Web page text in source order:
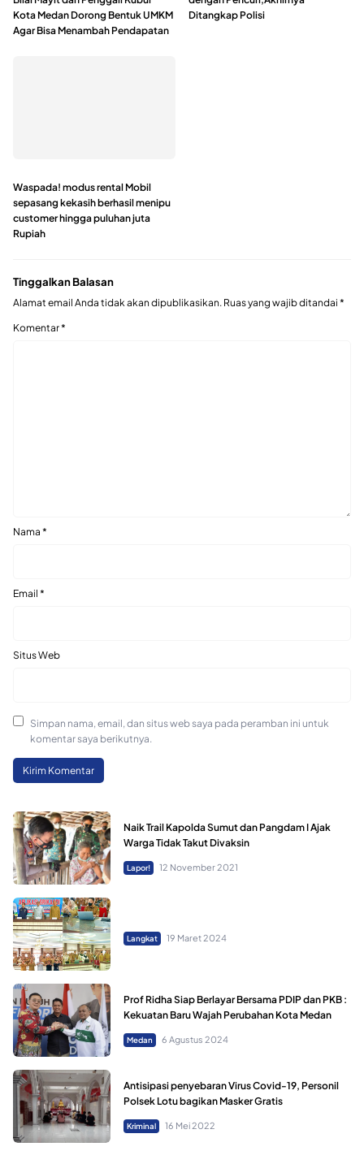
Kota Medan Dorong Bentuk UMKM
Agar Bisa Menambah Pendapatan
Ditangkap Polisi
Waspada! modus rental Mobil
sepasang kekasih berhasil menipu
customer hingga puluhan juta
Rupiah
Tinggalkan Balasan
Alamat email Anda tidak akan dipublikasikan. Ruas yang wajib ditandai *
Komentar*
Nama *
Email *
Situs Web
Simpan nama, email, dan situs web saya pada peramban ini untuk
komentar saya berikutnya.
Naik Trail Kapolda Sumut dan Pangdam I Ajak
Warga Tidak Takut Divaksin
Lapor! 12 November 2021
Langkat 19 Maret 2024
Prof Ridha Siap Berlayar Bersama PDIP dan PKB :
Kekuatan Baru Wajah Perubahan Kota Medan
Medan 6 Agustus 2024
Antisipasi penyebaran Virus Covid-19, Personil
Polsek Lotu bagikan Masker Gratis
Kriminal 16 Mei 2022